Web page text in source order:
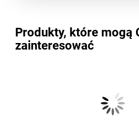
Produkty, które mogą
zainteresować